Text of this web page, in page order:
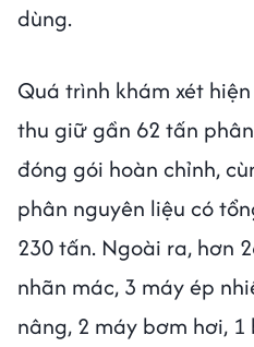
dùng.
Quá trình khám xét
thu giữ gần 62 tấn
đóng gói hoàn chỉnh,
phân nguyên liệu có
230 tấn. Ngoài ra, hơn
nhãn mác, 3 máy ép
nâng, 2 máy bơm hơi,